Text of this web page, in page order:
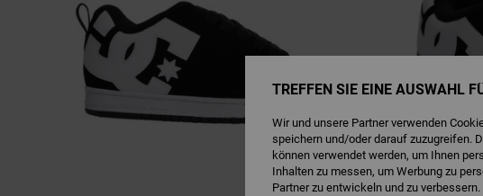
TREFFEN SIE EINE AUSWAHL
Wir und unsere Partner verwenden
speichern und/oder darauf zuzugreifen.
können verwendet werden, um Ihnen
Inhalten zu messen, um Werbung zu
Partner zu entwickeln und zu